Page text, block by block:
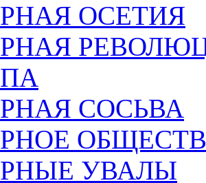
ОСЕТИЯ
СОСЬВА
УВАЛЫ